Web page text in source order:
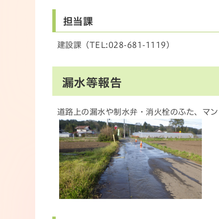
担当課
建設課（TEL:028-681-1119）
漏水等報告
道路上の漏水や制水弁・消火栓のふた、マ